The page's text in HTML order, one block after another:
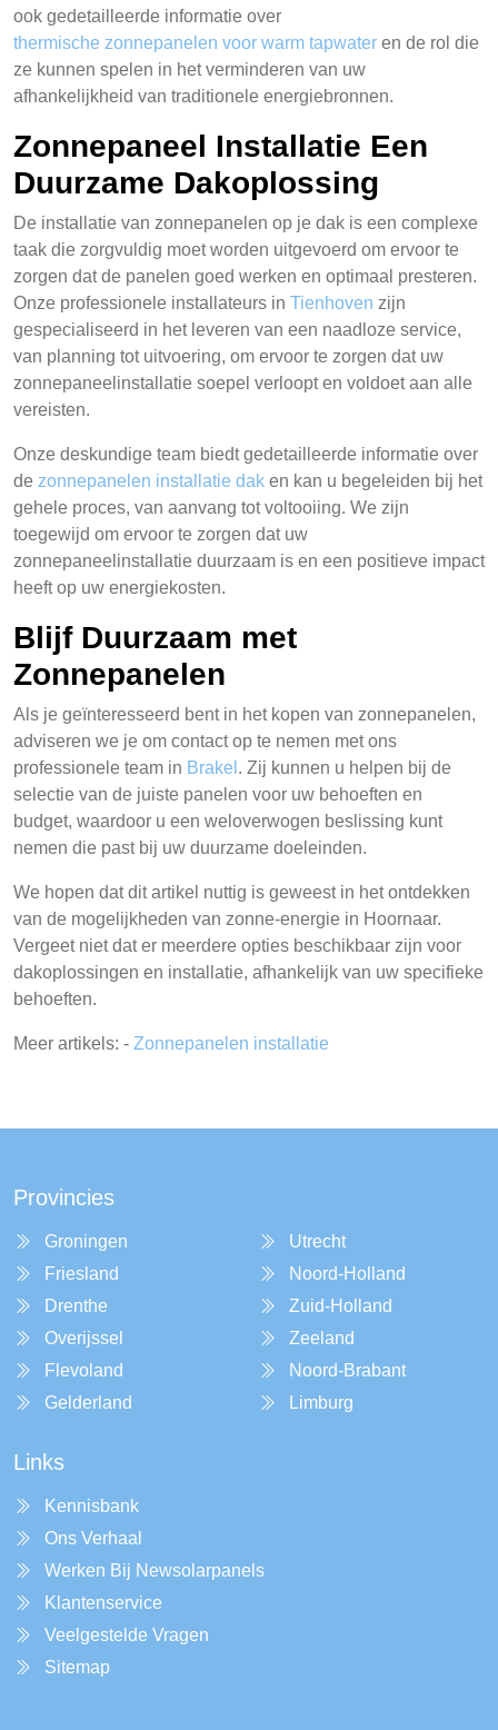
ook gedetailleerde informatie over
thermische zonnepanelen voor warm tapwater en de rol die
ze kunnen spelen in het verminderen van uw
afhankelijkheid van traditionele energiebronnen.
Zonnepaneel Installatie Een
Duurzame Dakoplossing
De installatie van zonnepanelen op je dak is een complexe
taak die zorgvuldig moet worden uitgevoerd om ervoor te
zorgen dat de panelen goed werken en optimaal presteren.
Onze professionele installateurs in Tienhoven zijn
gespecialiseerd in het leveren van een naadloze service,
van planning tot uitvoering, om ervoor te zorgen dat uw
zonnepaneelinstallatie soepel verloopt en voldoet aan alle
vereisten.
Onze deskundige team biedt gedetailleerde informatie over
de zonnepanelen installatie dak en kan u begeleiden bij het
gehele proces, van aanvang tot voltooiing. We zijn
toegewijd om ervoor te zorgen dat uw
zonnepaneelinstallatie duurzaam is en een positieve impact
heeft op uw energiekosten.
Blijf Duurzaam met
Zonnepanelen
Als je geïnteresseerd bent in het kopen van zonnepanelen,
adviseren we je om contact op te nemen met ons
professionele team in Brakel . Zij kunnen u helpen bij de
selectie van de juiste panelen voor uw behoeften en
budget, waardoor u een weloverwogen beslissing kunt
nemen die past bij uw duurzame doeleinden.
We hopen dat dit artikel nuttig is geweest in het ontdekken
van de mogelijkheden van zonne-energie in Hoornaar.
Vergeet niet dat er meerdere opties beschikbaar zijn voor
dakoplossingen en installatie, afhankelijk van uw specifieke
behoeften.
Meer artikels: - Zonnepanelen installatie
Provincies
Groningen
Friesland
Drenthe
Overijssel
Flevoland
Gelderland
Utrecht
Noord-Holland
Zuid-Holland
Zeeland
Noord-Brabant
Limburg
Links
Kennisbank
Ons Verhaal
Werken Bij Newsolarpanels
Klantenservice
Veelgestelde Vragen
Sitemap